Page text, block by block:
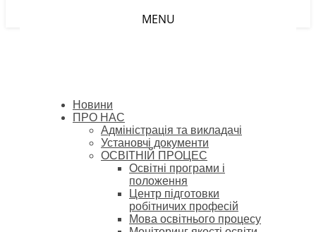
MENU
Новини
ПРО НАС
Адміністрація та викладачі
Установчі документи
ОСВІТНІЙ ПРОЦЕС
Освітні програми і
положення
Центр підготовки
робітничих професій
Мова освітнього процесу